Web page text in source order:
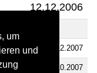
12.12.2006
3 11.12.2007
24.10.2007
um
und